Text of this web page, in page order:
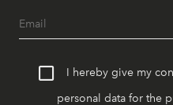
I hereby give my
personal data for the